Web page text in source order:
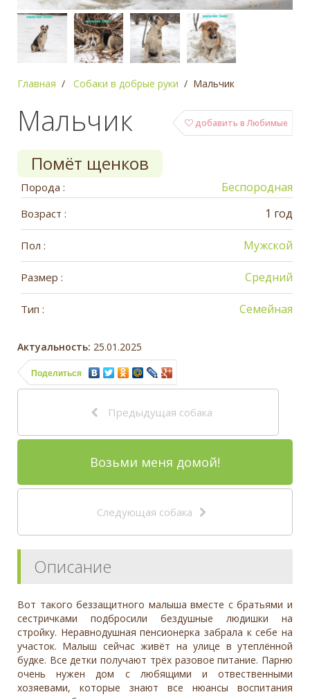
Главная Собаки в добрые руки Мальчик
добавить в Любимые
Мальчик
Помёт щенков
Порода : Беспородная
Возраст : 1 год
Пол : Мужской
Размер : Средний
Тип : Семейная
Актуальность: 25.01.2025
Поделиться
Предыдущая собака
Возьми меня домой!
Следующая собака
Описание
Вот такого беззащитного малыша вместе с братьями и
сестричками подбросили бездушные людишки на
стройку. Неравнодушная пенсионерка забрала к себе на
участок. Малыш сейчас живёт на улице в утеплённой
будке. Все детки получают трёх разовое питание. Парню
очень нужен дом с любящими и отвественными
хозяевами, которые знают все нюансы воспитания